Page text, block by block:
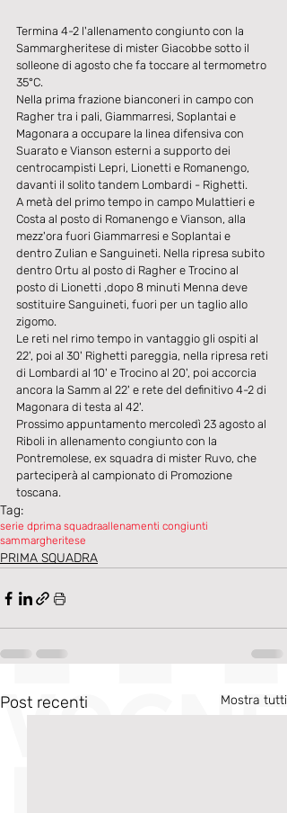
Termina 4-2 l'allenamento congiunto con la
Sammargheritese di mister Giacobbe sotto il
solleone di agosto che fa toccare al termometro
35°C.
Nella prima frazione bianconeri in campo con
Ragher tra i pali, Giammarresi, Soplantai e
Magonara a occupare la linea difensiva con
Suarato e Vianson esterni a supporto dei
centrocampisti Lepri, Lionetti e Romanengo,
davanti il solito tandem Lombardi - Righetti.
A metà del primo tempo in campo Mulattieri e
Costa al posto di Romanengo e Vianson, alla
mezz'ora fuori Giammarresi e Soplantai e
dentro Zulian e Sanguineti. Nella ripresa subito
dentro Ortu al posto di Ragher e Trocino al
posto di Lionetti ,dopo 8 minuti Menna deve
sostituire Sanguineti, fuori per un taglio allo
zigomo.
Le reti nel rimo tempo in vantaggio gli ospiti al
22', poi al 30' Righetti pareggia, nella ripresa reti
di Lombardi al 10' e Trocino al 20', poi accorcia
ancora la Samm al 22' e rete del definitivo 4-2 di
Magonara di testa al 42'.
Prossimo appuntamento mercoledì 23 agosto al
Riboli in allenamento congiunto con la
Pontremolese, ex squadra di mister Ruvo, che
parteciperà al campionato di Promozione
toscana.
Tag:
serie dprima squadraallenamenti congiunti
sammargheritese
PRIMA SQUADRA
Post recenti Mostra tutti